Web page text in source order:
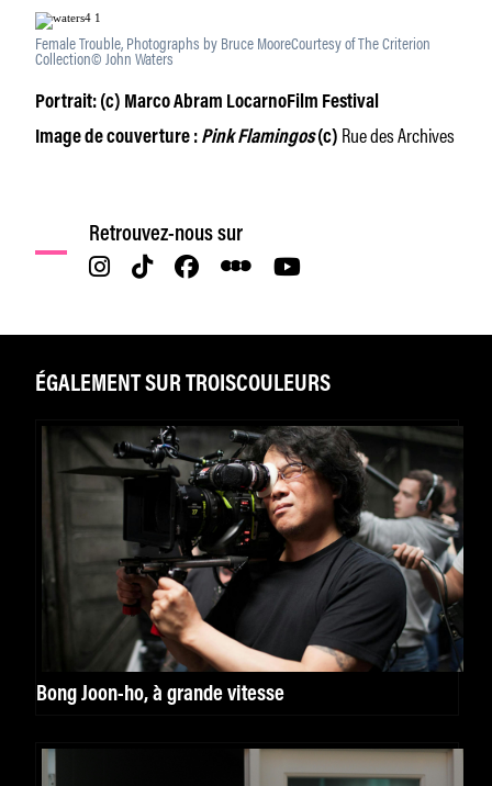
Female Trouble, Photographs by Bruce MooreCourtesy of The Criterion
Collection© John Waters
Portrait: (c) Marco Abram LocarnoFilm Festival
Image de couverture : Pink Flamingos(c) Rue des Archives
Retrouvez-nous sur
ÉGALEMENT SUR TROISCOULEURS
Bong Joon-ho, à grande vitesse